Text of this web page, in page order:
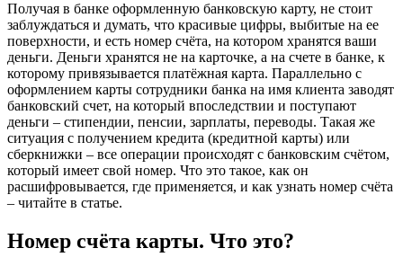
Получая в банке оформленную банковскую карту, не стоит
заблуждаться и думать, что красивые цифры, выбитые на ее
поверхности, и есть номер счёта, на котором хранятся ваши
деньги. Деньги хранятся не на карточке, а на счете в банке, к
которому привязывается платёжная карта. Параллельно с
оформлением карты сотрудники банка на имя клиента заводят
банковский счет, на который впоследствии и поступают
деньги – стипендии, пенсии, зарплаты, переводы. Такая же
ситуация с получением кредита (кредитной карты) или
сберкнижки – все операции происходят с банковским счётом,
который имеет свой номер. Что это такое, как он
расшифровывается, где применяется, и как узнать номер счёта
– читайте в статье.
Номер счёта карты. Что это?